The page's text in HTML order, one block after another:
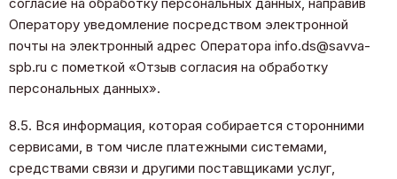
Оператору уведомление посредством электронной
почты на электронный адрес Оператора info.ds@savva-
spb.ru с пометкой «Отзыв согласия на обработку
персональных данных».
8.5. Вся информация, которая собирается сторонними
сервисами, в том числе платежными системами,
средствами связи и другими поставщиками услуг,